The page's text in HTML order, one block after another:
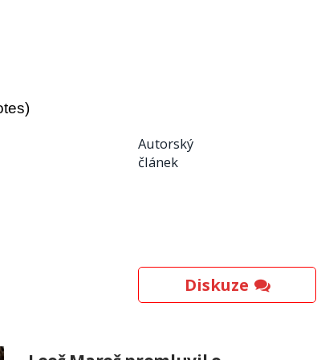
Autorský
článek
Diskuze